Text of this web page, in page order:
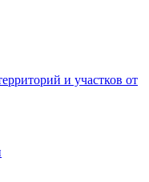
и участков от